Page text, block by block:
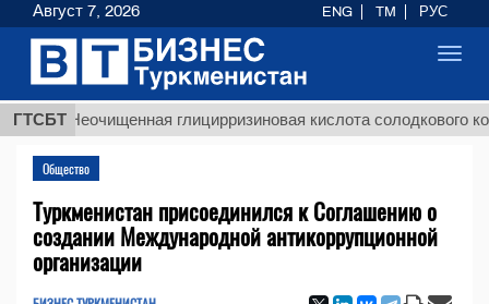
ГТСБТ
Неочищенная глицирризиновая кислота солодкового корня
Общество
Туркменистан присоединился к Соглашению о
создании Международной антикоррупционной
организации
Август 7, 2026 ENG TM РУС